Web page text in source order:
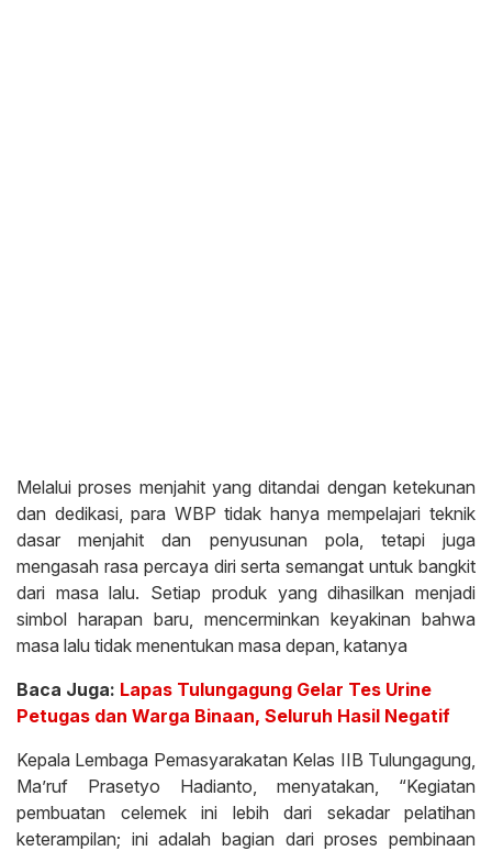
Melalui proses menjahit yang ditandai dengan ketekunan
dan dedikasi, para WBP tidak hanya mempelajari teknik
dasar menjahit dan penyusunan pola, tetapi juga
mengasah rasa percaya diri serta semangat untuk bangkit
dari masa lalu. Setiap produk yang dihasilkan menjadi
simbol harapan baru, mencerminkan keyakinan bahwa
masa lalu tidak menentukan masa depan, katanya
Baca Juga: Lapas Tulungagung Gelar Tes Urine
Petugas dan Warga Binaan, Seluruh Hasil Negatif
Kepala Lembaga Pemasyarakatan Kelas IIB Tulungagung,
Ma’ruf Prasetyo Hadianto, menyatakan, “Kegiatan
pembuatan celemek ini lebih dari sekadar pelatihan
keterampilan; ini adalah bagian dari proses pembinaan